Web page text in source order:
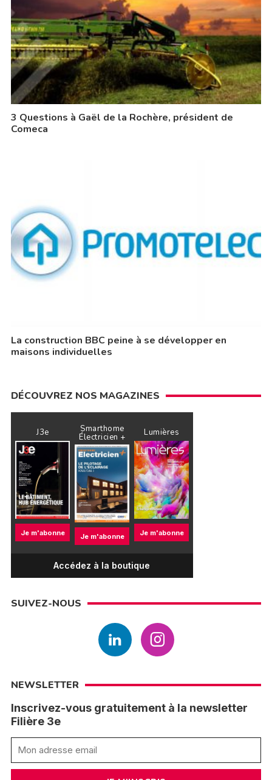
3 Questions à Gaël de la Rochère, président de
Comeca
La construction BBC peine à se développer en
maisons individuelles
DÉCOUVREZ NOS MAGAZINES
J3e
Je m'abonne
Smarthome
Électricien +
Je m'abonne
Lumières
Je m'abonne
Accédez à la boutique
SUIVEZ-NOUS
NEWSLETTER
Inscrivez-vous gratuitement à la newsletter
Filière 3e